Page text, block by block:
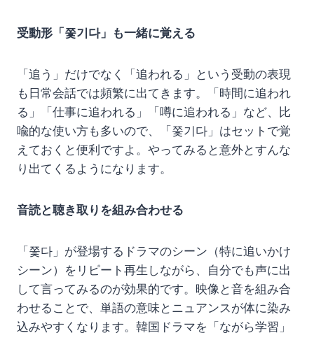
受動形「쫓기다」も一緒に覚える
「追う」だけでなく「追われる」という受動の表現
も日常会話では頻繁に出てきます。「時間に追われ
る」「仕事に追われる」「噂に追われる」など、比
喩的な使い方も多いので、「쫓기다」はセットで覚
えておくと便利ですよ。やってみると意外とすんな
り出てくるようになります。
音読と聴き取りを組み合わせる
「쫓다」が登場するドラマのシーン（特に追いかけ
シーン）をリピート再生しながら、自分でも声に出
して言ってみるのが効果的です。映像と音を組み合
わせることで、単語の意味とニュアンスが体に染み
込みやすくなります。韓国ドラマを「ながら学習」